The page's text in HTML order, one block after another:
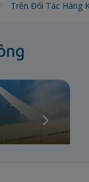
Trên Đối Tác Hàng